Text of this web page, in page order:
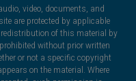
video, documents, and
are protected by applicable
of this material by
without prior written
or not a specific copyright
on the material. Where